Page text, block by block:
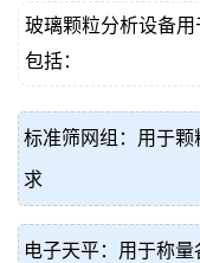
玻璃颗粒分析设备
包括：
标准筛网组：用于
求
电子天平：用于称